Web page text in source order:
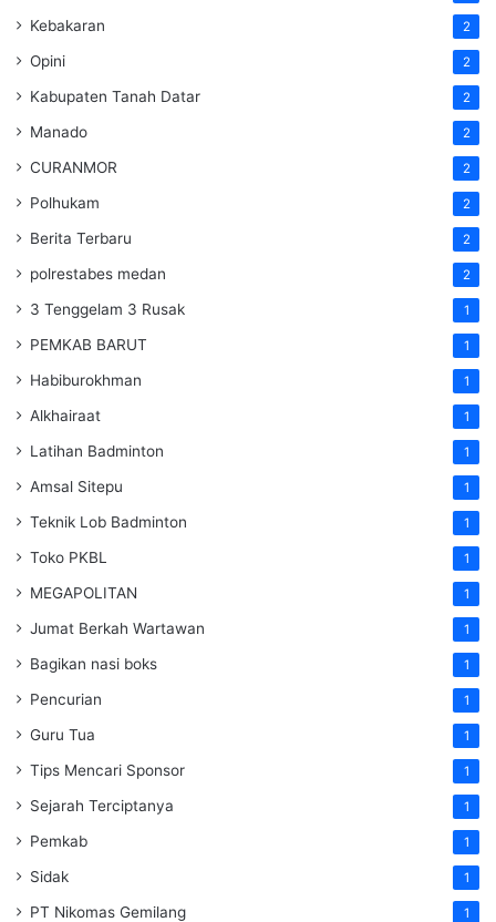
Kebakaran 2
Opini 2
Kabupaten Tanah Datar 2
Manado 2
CURANMOR 2
Polhukam 2
Berita Terbaru 2
polrestabes medan 2
3 Tenggelam 3 Rusak 1
PEMKAB BARUT 1
Habiburokhman 1
Alkhairaat 1
Latihan Badminton 1
Amsal Sitepu 1
Teknik Lob Badminton 1
Toko PKBL 1
MEGAPOLITAN 1
Jumat Berkah Wartawan 1
Bagikan nasi boks 1
Pencurian 1
Guru Tua 1
Tips Mencari Sponsor 1
Sejarah Terciptanya 1
Pemkab 1
Sidak 1
PT Nikomas Gemilang 1